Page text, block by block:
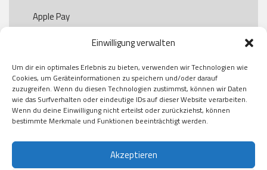
Einwilligung verwalten
Um dir ein optimales Erlebnis zu bieten, verwenden wir Technologien wie
Cookies, um Geräteinformationen zu speichern und/oder darauf
zuzugreifen. Wenn du diesen Technologien zustimmst, können wir Daten
wie das Surfverhalten oder eindeutige IDs auf dieser Website verarbeiten.
Wenn du deine Einwilligung nicht erteilst oder zurückziehst, können
bestimmte Merkmale und Funktionen beeinträchtigt werden.
Akzeptieren
Apple Pay
Paypal
Kauf auf Rechung
Klarna
American Express